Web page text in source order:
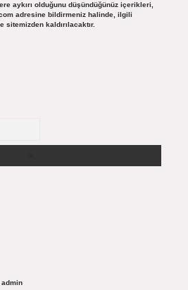
aykırı olduğunu düşündüğünüz içerikleri,
adresine bildirmeniz halinde, ilgili
kaldırılacaktır.
admin